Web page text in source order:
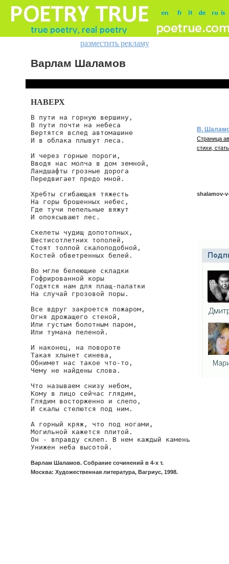
разместить рекламу
Варлам Шаламов
НАВЕРХ
В пути на горную вершину,
В пути почти на небеса
Вертятся вслед автомашине
И в облака плывут леса.
И через горные пороги,
Вводя нас молча в дом земной,
Ландшафты грозные дорога
Передвигает предо мной.
Хребты сгибающая тяжесть
На горы брошенных небес,
Где тучи пепельные вяжут
И опоясывают лес.
Скелеты чудищ допотопных,
Шестисотлетних тополей,
Стоят толпой скалоподобной,
Костей обветренных белей.
Во мгле белеющие складки
Гофрированной коры
Годятся нам для плащ-палатки
На случай грозовой поры.
Все вдруг закроется пожаром,
Огня дрожащего стеной,
Или густым болотным паром,
Или тумана пеленой.
И наконец, на повороте
Такая хлынет синева,
Обнимет нас такое что-то,
Чему не найдены слова.
Что называем снизу небом,
Кому в лицо сейчас глядим,
Глядим восторженно и слепо,
И скалы стелются под ним.
А горный кряж, что под ногами,
Могильной кажется плитой.
Он - вправду склеп. В нем каждый камень
Унижен неба высотой.
Варлам Шаламов. Собрание сочинений в 4-х т.
Москва: Художественная литература, Вагриус, 1998.
В.
Страница
стихи,
shalamov-